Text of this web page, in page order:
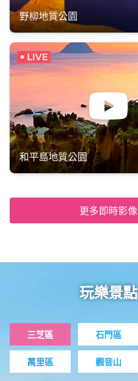
野柳地質公園
和平島地質公園
更多即時影像
玩樂景點
三芝區 石門區
萬里區 觀音山